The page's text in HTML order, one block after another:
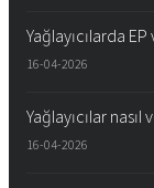
Yağlayıcılarda
16-04-2026
Yağlayıcılar
16-04-2026